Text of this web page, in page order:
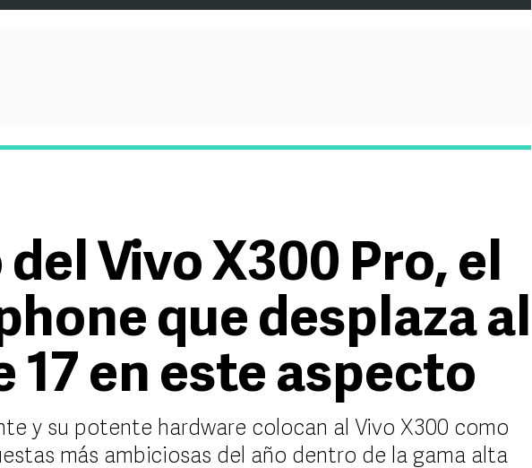
Vivo X300 Pro, el
que desplaza al
17 en este aspecto
y su potente hardware colocan al Vivo X300 como
más ambiciosas del año dentro de la gama alta